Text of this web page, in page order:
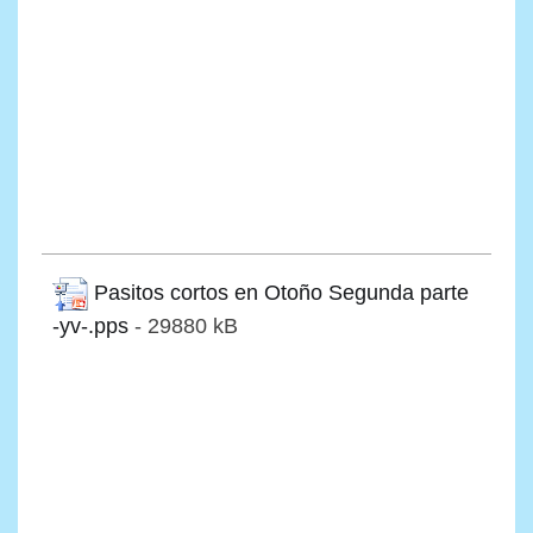
Pasitos cortos en Otoño Segunda parte
-yv-.pps - 29880 kB